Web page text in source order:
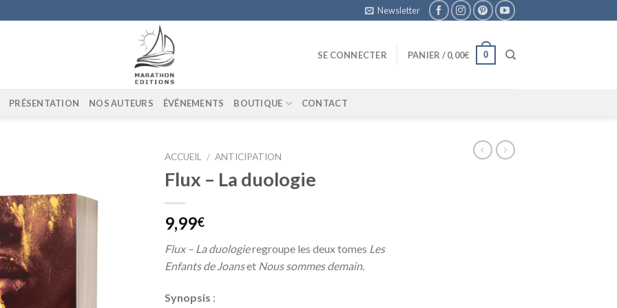
Newsletter
SE CONNECTER PANIER /0,00€ 0
PRÉSENTATION NOS AUTEURS ÉVÉNEMENTS BOUTIQUE CONTACT
ACCUEIL / ANTICIPATION
Flux – La duologie
9,99€
Flux – La duologieregroupe les deux tomes Les
Enfants de Joanset Nous sommes demain.
Synopsis :